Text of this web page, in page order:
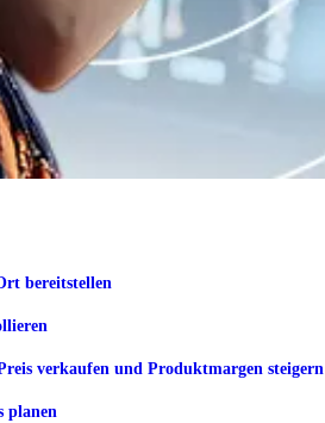
bereitstellen
verkaufen und Produktmargen steigern
planen